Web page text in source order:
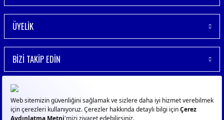
ÜYELİK
BİZİ TAKİP EDİN